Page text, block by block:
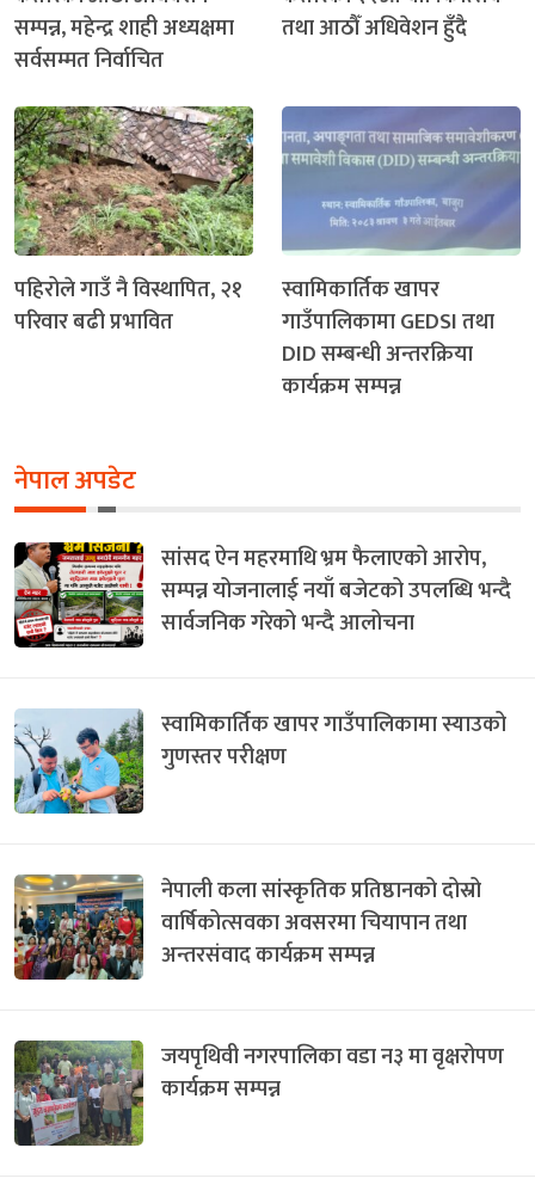
सम्पन्न, महेन्द्र शाही अध्यक्षमा
सर्वसम्मत निर्वाचित
तथा आठौँ अधिवेशन हुँदै
पहिरोले गाउँ नै विस्थापित, २१
परिवार बढी प्रभावित
स्वामिकार्तिक खापर
गाउँपालिकामा GEDSI तथा
DID सम्बन्धी अन्तरक्रिया
कार्यक्रम सम्पन्न
नेपाल अपडेट
सांसद ऐन महरमाथि भ्रम फैलाएको आरोप,
सम्पन्न योजनालाई नयाँ बजेटको उपलब्धि भन्दै
सार्वजनिक गरेको भन्दै आलोचना
स्वामिकार्तिक खापर गाउँपालिकामा स्याउको
गुणस्तर परीक्षण
नेपाली कला सांस्कृतिक प्रतिष्ठानको दोस्रो
वार्षिकोत्सवका अवसरमा चियापान तथा
अन्तरसंवाद कार्यक्रम सम्पन्न
जयपृथिवी नगरपालिका वडा न३ मा वृक्षरोपण
कार्यक्रम सम्पन्न